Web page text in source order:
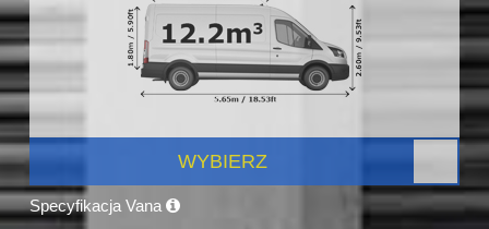
WYBIERZ
Specyfikacja Vana